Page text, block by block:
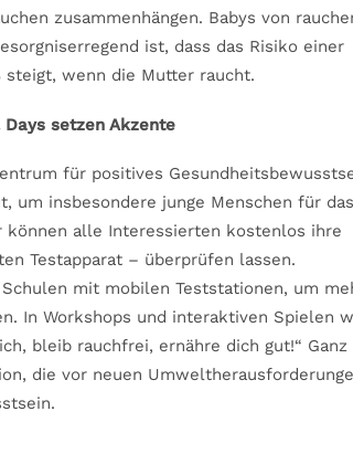
zusammenhängen. Babys von
ist, dass das Risiko einer
steigt, wenn die Mutter raucht.
setzen Akzente
für positives
um insbesondere junge Menschen für das
können alle Interessierten kostenlos ihre
Testapparat – überprüfen lassen.
mit mobilen Teststationen, um
In Workshops und interaktiven Spielen
bleib rauchfrei, ernähre dich gut!“ Ganz
die vor neuen